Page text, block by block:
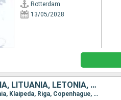
Rotterdam
13/05/2028
PAISES BAJOS, NORUEGA, DINAMARCA, ALEMANIA, POLONIA, LITUANIA, LETONIA, REINO UNIDO
Itinerario : Dover, Amsterdam, Oslo, Arhus, Kiel, Warnemunde, Bornholm, Gdynia, Klaipeda, Riga, Copenhague, Dover